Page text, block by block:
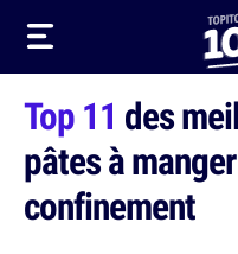
Top 11 des
pâtes à
confinement